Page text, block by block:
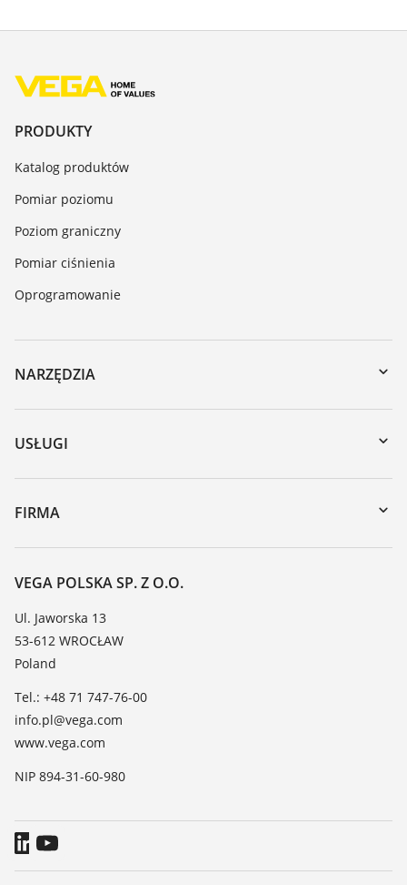
PRODUKTY
Katalog produktów
Pomiar poziomu
Poziom graniczny
Pomiar ciśnienia
Oprogramowanie
NARZĘDZIA
Do pobrania
Wyszukiwanie po numerze seryjnym
DTM Collection/PACTware
USŁUGI
Naprawa
Szkolenia
Tabela odporności chemicznej
TeamViewer
FIRMA
O firmie VEGA
Kontakt
Aktualności
Media
VEGA POLSKA SP. Z O.O.
Ul. Jaworska 13
53-612 WROCŁAW
Poland
Tel.: +48 71 747-76-00
info.pl@vega.com
www.vega.com
NIP 894-31-60-980